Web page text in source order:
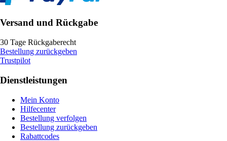
Versand und Rückgabe
30 Tage Rückgaberecht
Bestellung zurückgeben
Trustpilot
Dienstleistungen
Mein Konto
Hilfecenter
Bestellung verfolgen
Bestellung zurückgeben
Rabattcodes